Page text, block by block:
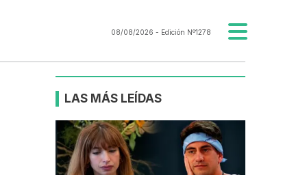
08/08/2026 - Edición Nº1278
LAS MÁS LEÍDAS